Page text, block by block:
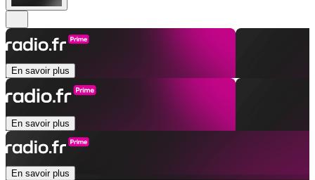
En savoir plus
En savoir plus
En savoir plus